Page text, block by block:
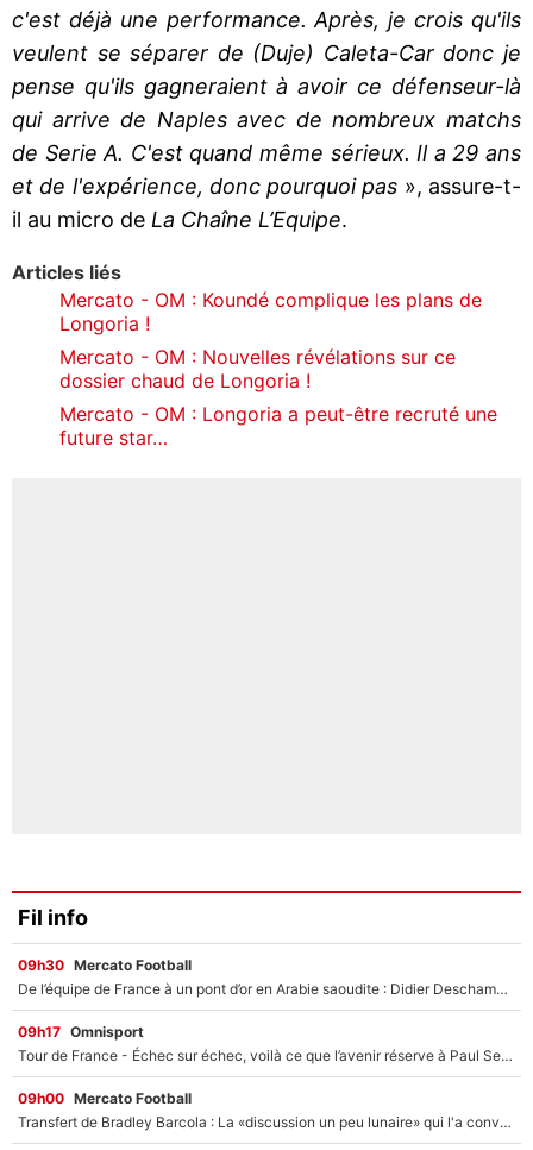
c'est déjà une performance. Après, je crois qu'ils
veulent se séparer de (Duje) Caleta-Car donc je
pense qu'ils gagneraient à avoir ce défenseur-là
qui arrive de Naples avec de nombreux matchs
de Serie A. C'est quand même sérieux. Il a 29 ans
et de l'expérience, donc pourquoi pas », assure-t-
il au micro de La Chaîne L’Equipe.
Articles liés
Mercato - OM : Koundé complique les plans de
Longoria !
Mercato - OM : Nouvelles révélations sur ce
dossier chaud de Longoria !
Mercato - OM : Longoria a peut-être recruté une
future star…
Fil info
09h30 Mercato Football
De l’équipe de France à un pont d’or en Arabie saoudite : Didier Deschamps a donné sa réponse !
09h17 Omnisport
Tour de France - Échec sur échec, voilà ce que l’avenir réserve à Paul Seixas : «Tant qu’il y aura un Pogacar comme celui-là...»
09h00 Mercato Football
Transfert de Bradley Barcola : La «discussion un peu lunaire» qui l'a convaincu de quitter le PSG, son entourage est pointé du doigt